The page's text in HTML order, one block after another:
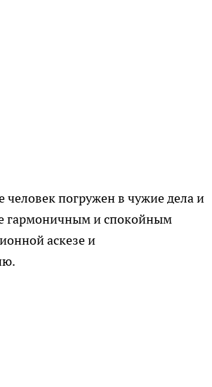
погружен в чужие дела и
гармоничным и спокойным
аскезе и